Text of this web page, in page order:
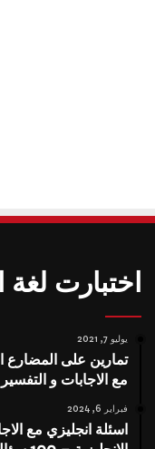
اختبارت لغة
يوليو 7, 2021
مع الاجابات و التفسير
فبراير 6, 2024
اسئلة انجليزي مع